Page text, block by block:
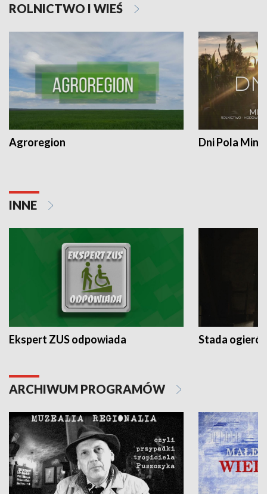
ROLNICTWO I WIEŚ
Agroregion Dni Pola
INNE
Ekspert ZUS odpowiada Stada
ARCHIWUM PROGRAMÓW